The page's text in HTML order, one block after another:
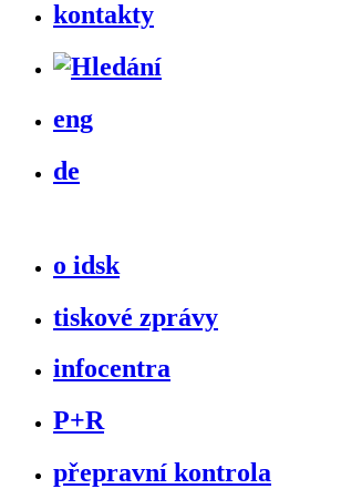
kontakty
eng
de
o idsk
tiskové zprávy
infocentra
P+R
přepravní kontrola